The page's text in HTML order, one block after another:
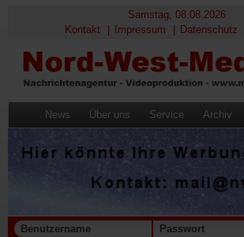
Samstag, 08.08.2026
Kontakt
Impressum Datenschutz
News Über uns Service Archiv
Benutzername Passwort